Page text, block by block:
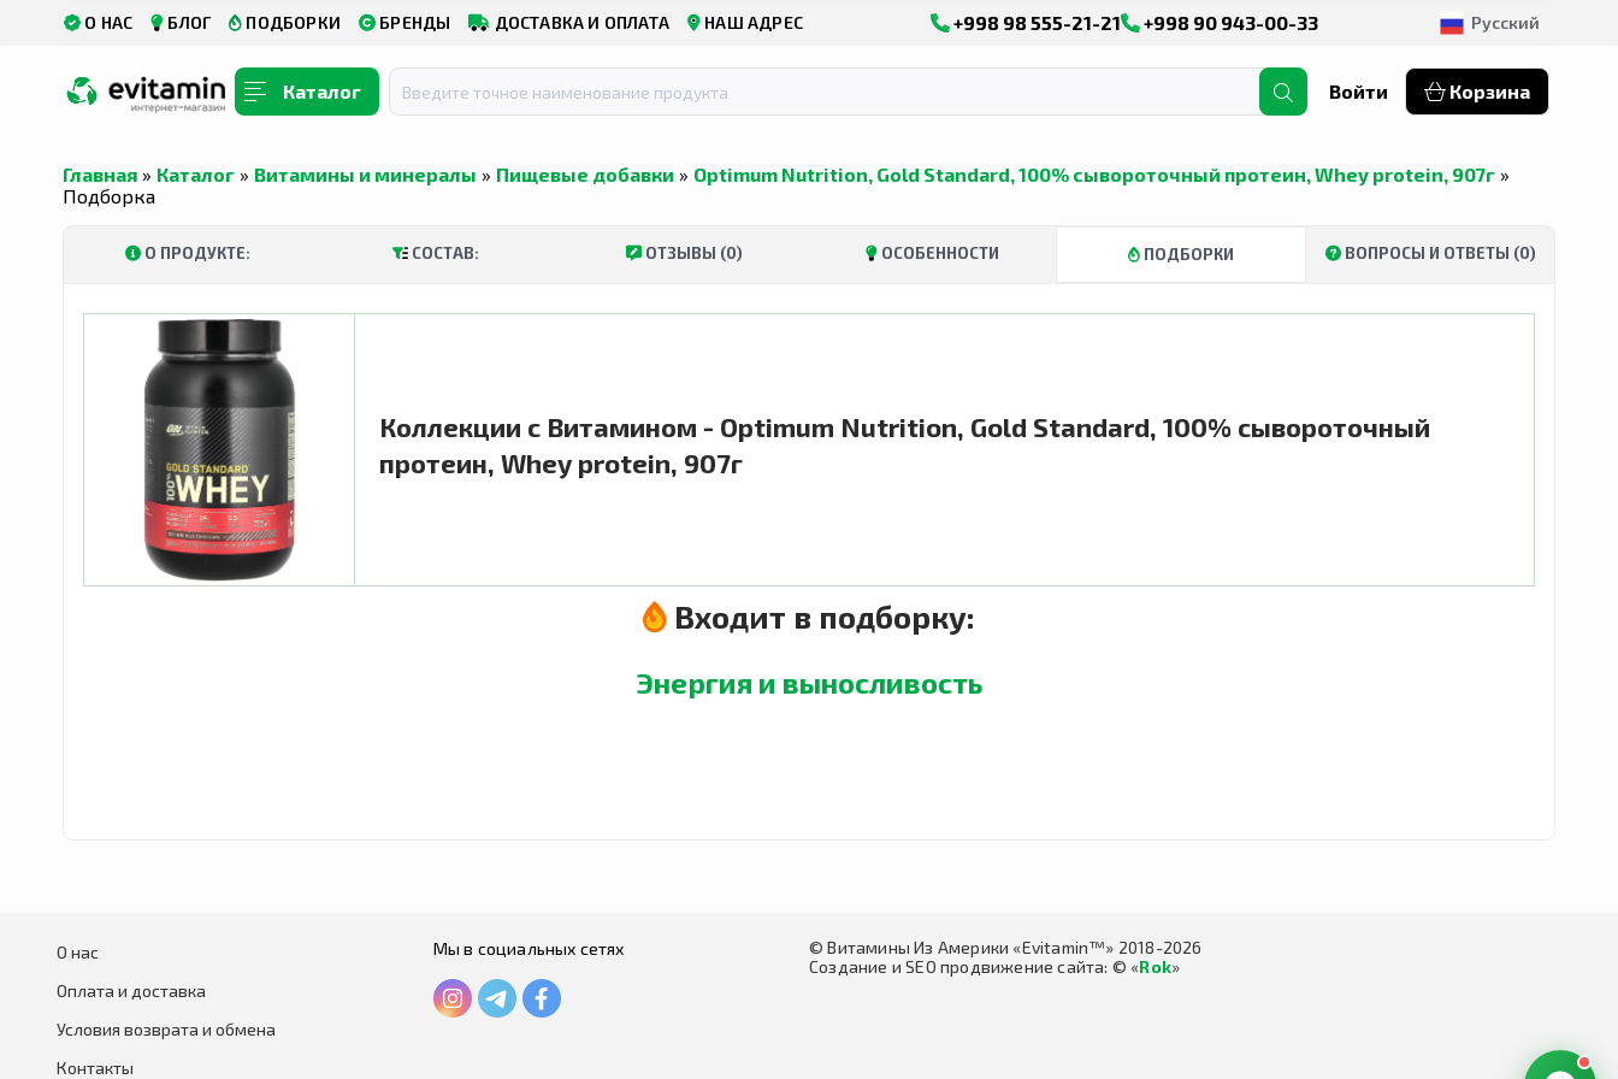
О НАС БЛОГ ПОДБОРКИ БРЕНДЫ ДОСТАВКА И ОПЛАТА НАШ АДРЕС +998 98 555-21-21 +998 90 943-00-33 Русский
Каталог Войти Корзина
Главная » Каталог » Витамины и минералы » Пищевые добавки » Optimum Nutrition, Gold Standard, 100% сывороточный протеин, Whey protein, 907г »
Подборка
О ПРОДУКТЕ: СОСТАВ: ОТЗЫВЫ (0) ОСОБЕННОСТИ ПОДБОРКИ ВОПРОСЫ И ОТВЕТЫ (0)
Коллекции с Витамином - Optimum Nutrition, Gold Standard, 100% сывороточный
протеин, Whey protein, 907г
Входит в подборку:
Энергия и выносливость
О нас
Оплата и доставка
Условия возврата и обмена
Контакты
Мы в социальных сетях
© Витамины Из Америки «Evitamin™» 2018-2026
Создание и SEO продвижение сайта: © «Rok»